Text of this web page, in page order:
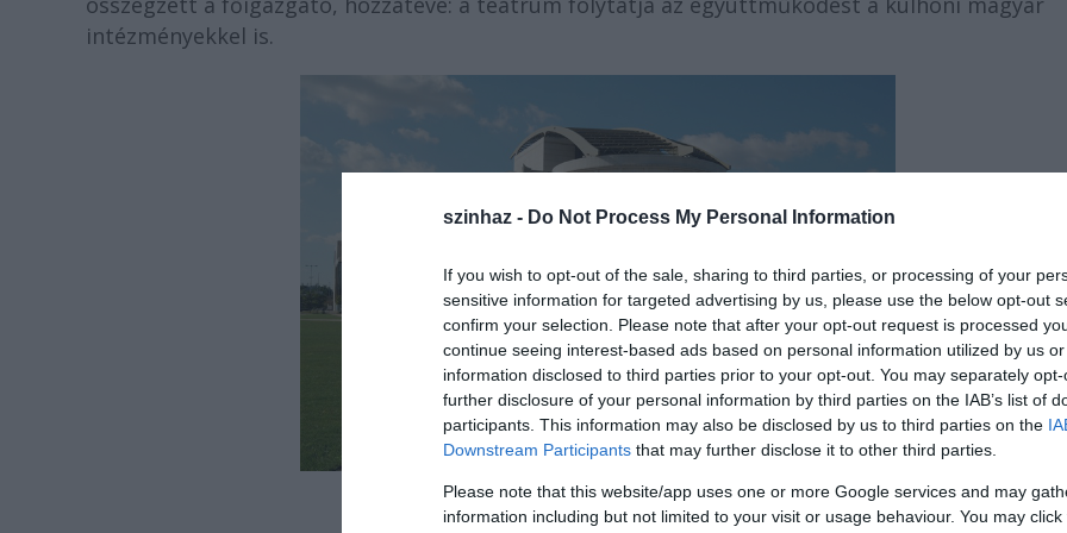
szinhaz - Do Not Process My Personal Information
If you wish to opt-out of the sale, sharing to third parties, or processing of your
sensitive information for targeted advertising by us, please use the below opt-out
confirm your selection. Please note that after your opt-out request is processed
continue seeing interest-based ads based on personal information utilized by us
information disclosed to third parties prior to your opt-out. You may separately
further disclosure of your personal information by third parties on the IAB’s list of
participants. This information may also be disclosed by us to third parties on the
Downstream Participants that may further disclose it to other third parties.
Please note that this website/app uses one or more Google services and may
information including but not limited to your visit or usage behaviour. You may
intézményekkel is.
Fotó: budapest.varosom.hu